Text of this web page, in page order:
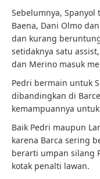
Sebelumnya,
Baena, Dani Olmo
dan kurang
setidaknya satu
dan Merino masuk
Pedri bermain untuk
dibandingkan di
kemampuannya
Baik Pedri maupun
karena Barca sering
berarti umpan silang
kotak penalti lawan.